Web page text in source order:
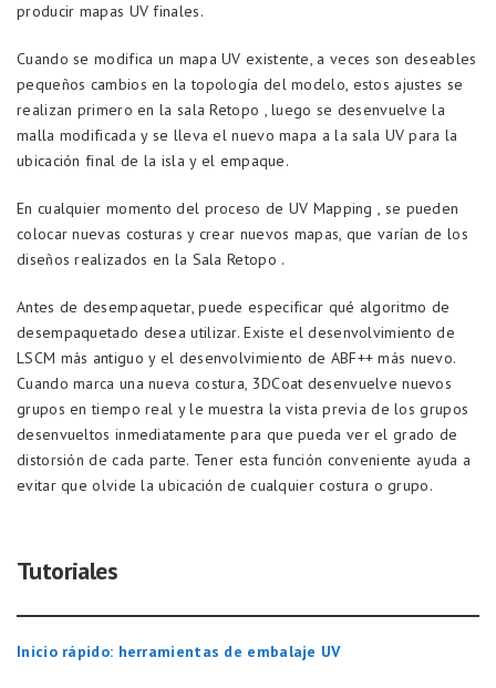
producir mapas UV finales.
Cuando se modifica un mapa UV existente, a veces son deseables
pequeños cambios en la topología del modelo, estos ajustes se
realizan primero en la sala Retopo , luego se desenvuelve la
malla modificada y se lleva el nuevo mapa a la sala UV para la
ubicación final de la isla y el empaque.
En cualquier momento del proceso de UV Mapping , se pueden
colocar nuevas costuras y crear nuevos mapas, que varían de los
diseños realizados en la Sala Retopo .
Antes de desempaquetar, puede especificar qué algoritmo de
desempaquetado desea utilizar. Existe el desenvolvimiento de
LSCM más antiguo y el desenvolvimiento de ABF++ más nuevo.
Cuando marca una nueva costura, 3DCoat desenvuelve nuevos
grupos en tiempo real y le muestra la vista previa de los grupos
desenvueltos inmediatamente para que pueda ver el grado de
distorsión de cada parte. Tener esta función conveniente ayuda a
evitar que olvide la ubicación de cualquier costura o grupo.
Tutoriales
Inicio rápido: herramientas de embalaje UV